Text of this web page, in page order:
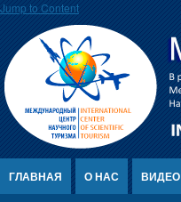
Jump to Content
ГЛАВНАЯ О НАС ВИДЕО